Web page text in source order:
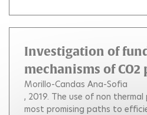
Investigation of
mechanisms of CO2
Morillo-Candas Ana-Sofia
, 2019. The use of non
most promising paths to